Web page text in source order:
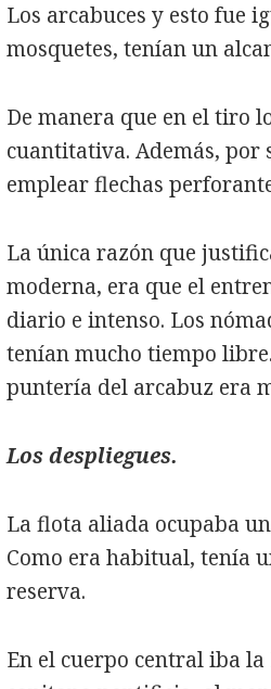
Los arcabuces y esto fue
mosquetes, tenían un
De manera que en el tiro
cuantitativa. Además,
emplear flechas
La única razón que
moderna, era que el
diario e intenso. Los
tenían mucho tiempo
puntería del arcabuz era
Los despliegues.
La flota aliada ocupaba
Como era habitual, tenía
reserva.
En el cuerpo central iba